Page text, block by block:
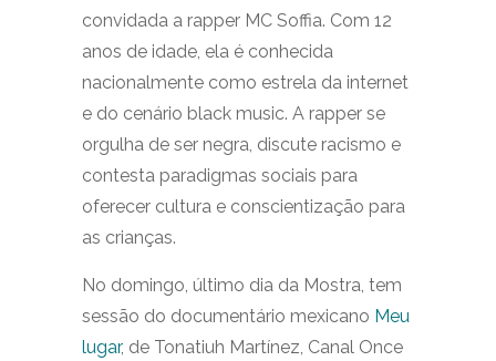
convidada a rapper MC Soffia. Com 12
anos de idade, ela é conhecida
nacionalmente como estrela da internet
e do cenário black music. A rapper se
orgulha de ser negra, discute racismo e
contesta paradigmas sociais para
oferecer cultura e conscientização para
as crianças.
No domingo, último dia da Mostra, tem
sessão do documentário mexicano Meu
lugar, de Tonatiuh Martínez, Canal Once